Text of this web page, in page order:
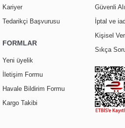
Kariyer
Tedarikçi Başvurusu
FORMLAR
Yeni üyelik
İletişim Formu
Havale Bildirim Formu
Kargo Takibi
Güvenli
İptal ve
Kişisel
Sıkça